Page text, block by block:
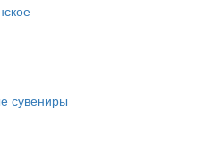
сувениры